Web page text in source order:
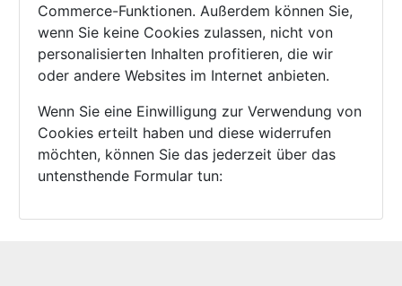
Commerce-Funktionen. Außerdem können Sie,
wenn Sie keine Cookies zulassen, nicht von
personalisierten Inhalten profitieren, die wir
oder andere Websites im Internet anbieten.
Wenn Sie eine Einwilligung zur Verwendung von
Cookies erteilt haben und diese widerrufen
möchten, können Sie das jederzeit über das
untensthende Formular tun: